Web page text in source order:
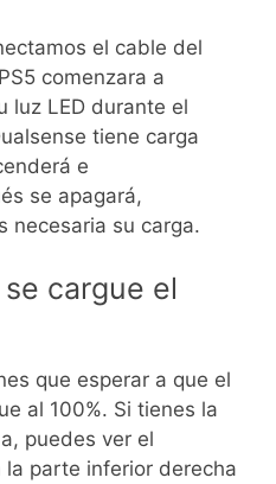
el cable del
comenzara a
luz LED durante el
tiene carga
e
se apagará,
necesaria su carga.
cargue el
que esperar a que el
al 100%. Si tienes la
puedes ver el
parte inferior derecha